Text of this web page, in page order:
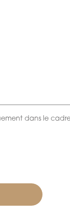
dans le